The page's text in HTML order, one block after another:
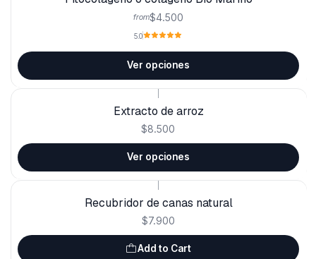
from$4.500
5.0
Ver opciones
Extracto de arroz
$8.500
Ver opciones
Recubridor de canas natural
$7.900
Add to Cart